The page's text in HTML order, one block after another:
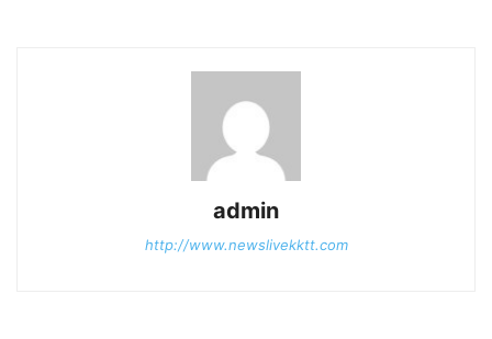
admin
http://www.newslivekktt.com